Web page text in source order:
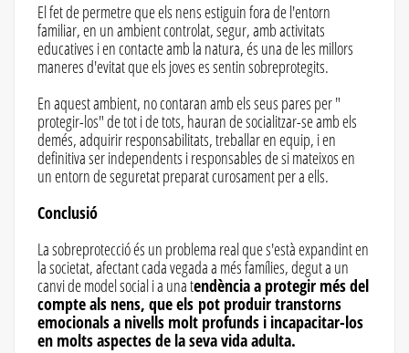
El fet de permetre que els nens estiguin fora de l'entorn
familiar, en un ambient controlat, segur, amb activitats
educatives i en contacte amb la natura, és una de les millors
maneres d'evitat que els joves es sentin sobreprotegits.
En aquest ambient, no contaran amb els seus pares per "
protegir-los" de tot i de tots, hauran de socialitzar-se amb els
demés, adquirir responsabilitats, treballar en equip, i en
definitiva ser independents i responsables de si mateixos en
un entorn de seguretat preparat curosament per a ells.
Conclusió
La sobreprotecció és un problema real que s'està expandint en
la societat, afectant cada vegada a més famílies, degut a un
canvi de model social i a una tendència a protegir més del
compte als nens, que els pot produir transtorns
emocionals a nivells molt profunds i incapacitar-los
en molts aspectes de la seva vida adulta.